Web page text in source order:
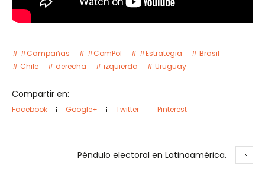
#Campañas #ComPol #Estrategia
Brasil
Chile
derecha izquierda Uruguay
Compartir en:
Facebook Google+ Twitter Pinterest
Péndulo electoral en Latinoamérica.